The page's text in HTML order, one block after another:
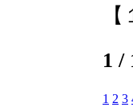
1 /
1 2 3